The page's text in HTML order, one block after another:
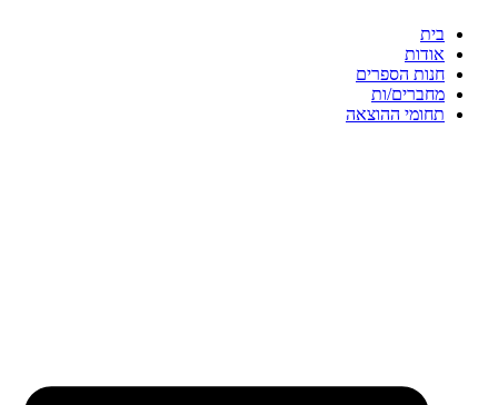
בית
אודות
חנות הספרים
מחברים/ות
תחומי ההוצאה